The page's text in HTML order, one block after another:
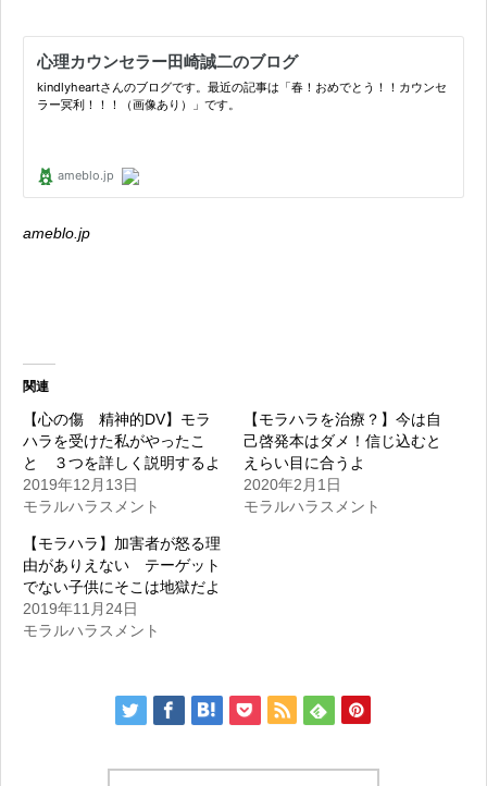
ameblo.jp
関連
【心の傷 精神的DV】モラ
ハラを受けた私がやったこ
と ３つを詳しく説明するよ
2019年12月13日
モラルハラスメント
【モラハラを治療？】今は自
己啓発本はダメ！信じ込むと
えらい目に合うよ
2020年2月1日
モラルハラスメント
【モラハラ】加害者が怒る理
由がありえない テーゲット
でない子供にそこは地獄だよ
2019年11月24日
モラルハラスメント